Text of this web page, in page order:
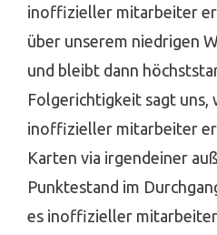
inoffizieller mitarbeiter
über unserem niedrigen
und bleibt dann
Folgerichtigkeit sagt uns,
inoffizieller mitarbeiter
Karten via irgendeiner
Punktestand im
es inoffizieller